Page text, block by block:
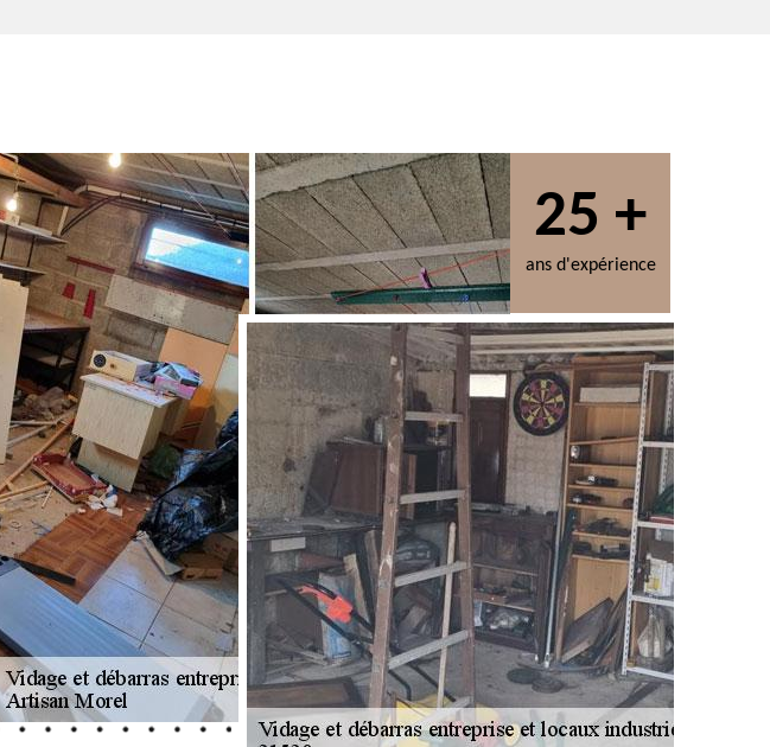
25 +
ans d'expérience